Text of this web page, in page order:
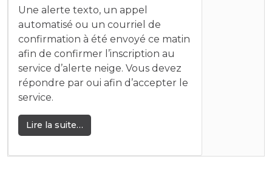
Une alerte texto, un appel
automatisé ou un courriel de
confirmation à été envoyé ce matin
afin de confirmer l’inscription au
service d’alerte neige. Vous devez
répondre par oui afin d’accepter le
service.
Lire la suite…